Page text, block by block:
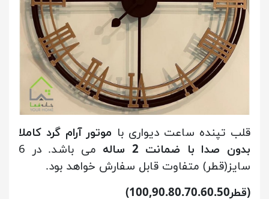
قلب تپنده ساعت دیواری با موتور آرام گرد کاملا
بدون صدا با ضمانت 2 ساله
می باشد. در 6
سایز(قطر) متفاوت قابل سفارش خواهد بود.
(قطر100,90.80.70.60.50)